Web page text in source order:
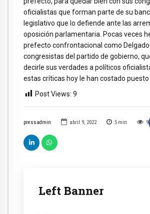
pressadmin abril 9, 2022 5 min 9
Left Banner
oficialistas que forman parte de su
legislativo que lo defiende ante las
oposición parlamentaria. Pocas veces
prefecto confrontacional como
congresistas del partido de gobierno,
decirle sus verdades a políticos
estas críticas hoy le han costado
Post Views: 9